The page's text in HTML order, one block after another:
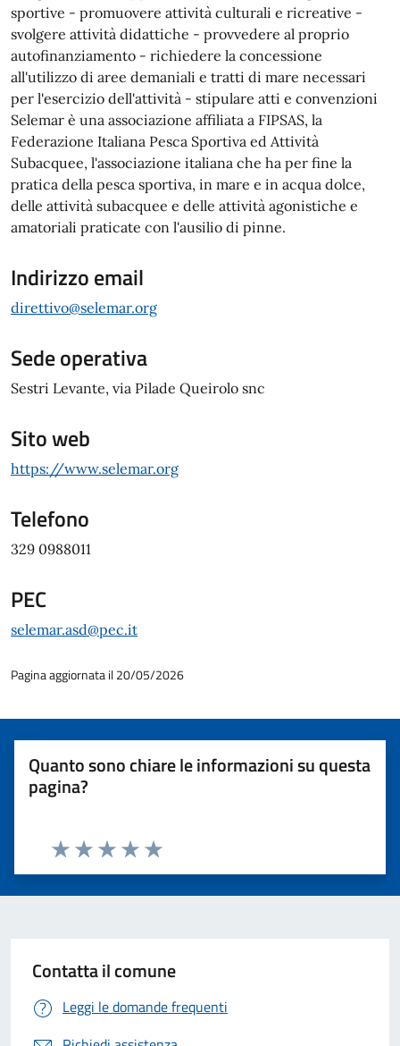
sportive - promuovere attività culturali e ricreative -
svolgere attività didattiche - provvedere al proprio
autofinanziamento - richiedere la concessione
all'utilizzo di aree demaniali e tratti di mare necessari
per l'esercizio dell'attività - stipulare atti e convenzioni
Selemar è una associazione affiliata a FIPSAS, la
Federazione Italiana Pesca Sportiva ed Attività
Subacquee, l'associazione italiana che ha per fine la
pratica della pesca sportiva, in mare e in acqua dolce,
delle attività subacquee e delle attività agonistiche e
amatoriali praticate con l'ausilio di pinne.
Indirizzo email
direttivo@selemar.org
Sede operativa
Sestri Levante, via Pilade Queirolo snc
Sito web
https://www.selemar.org
Telefono
329 0988011
PEC
selemar.asd@pec.it
Pagina aggiornata il 20/05/2026
Quanto sono chiare le informazioni su questa
pagina?
Valuta 5 stelle su 5
Valuta 4 stelle su 5
Valuta 3 stelle su 5
Valuta 2 stelle su 5
Valuta 1 stelle su 5
Contatta il comune
Leggi le domande frequenti